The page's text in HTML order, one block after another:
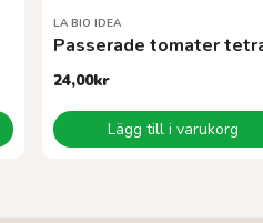
LA BIO IDEA
24,00kr
Lägg till i varukorg